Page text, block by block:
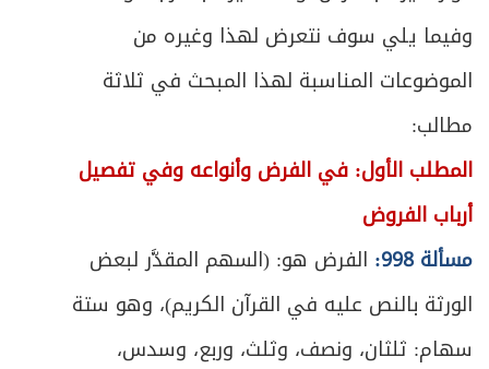
وفيما يلي سوف نتعرض لهذا وغيره من
الموضوعات المناسبة لهذا المبحث في ثلاثة
مطالب:
المطلب الأول: في الفرض وأنواعه وفي تفصيل
أرباب الفروض
مسألة 998:
الفرض هو: (السهم المقدَّر لبعض
الورثة بالنص عليه في القرآن الكريم)، وهو ستة
سهام: ثلثان، ونصف، وثلث، وربع، وسدس،